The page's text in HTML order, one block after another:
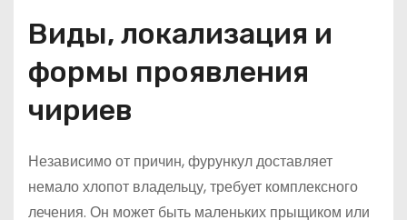
Виды, локализация и
формы проявления
чириев
Независимо от причин, фурункул доставляет
немало хлопот владельцу, требует комплексного
лечения. Он может быть маленьких прыщиком или